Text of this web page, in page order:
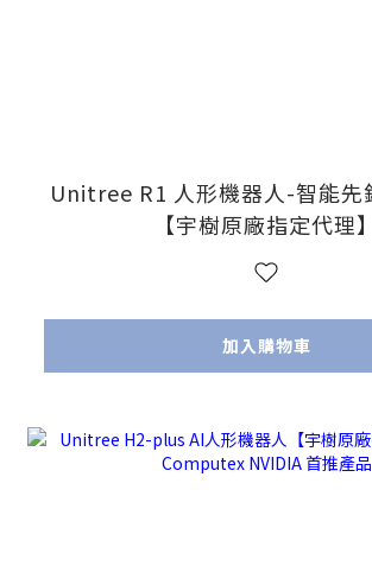
Unitree R1 人形機器人-智能先鋒 自由改造
【宇樹原廠指定代理】
加入購物車